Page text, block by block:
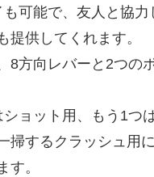
可能で、友人と協力
提供してくれます。
8方向レバーと2つの
ョット用、もう1つ
掃するクラッシュ用
す。